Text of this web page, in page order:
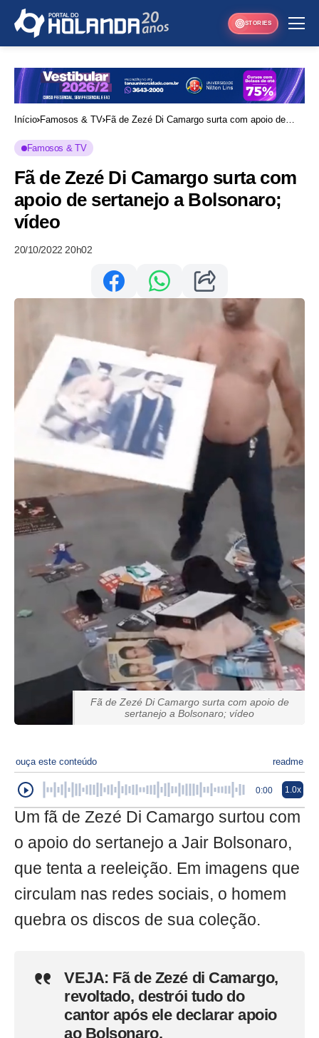
STORIES
Início Famosos & TV Fã de Zezé Di Camargo surta com apoio de
Famosos & TV
Fã de Zezé Di Camargo surta com
apoio de sertanejo a Bolsonaro;
vídeo
20/10/2022 20h02
Fã de Zezé Di Camargo surta com apoio de
sertanejo a Bolsonaro; vídeo
ouça este conteúdo readme
0:00 1.0x
Um fã de Zezé Di Camargo surtou com
o apoio do sertanejo a Jair Bolsonaro,
que tenta a reeleição. Em imagens que
circulam nas redes sociais, o homem
quebra os discos de sua coleção.
VEJA: Fã de Zezé di Camargo,
revoltado, destrói tudo do
cantor após ele declarar apoio
ao Bolsonaro.